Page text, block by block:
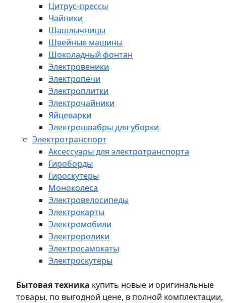
Цитрус-прессы
Чайники
Шашлычницы
Швейные машины
Шоколадный фонтан
Электровеники
Электропечи
Электроплитки
Электрочайники
Яйцеварки
Электрошвабры для уборки
Электротранспорт
Аксессуары для электротранспорта
Гироборды
Гироскутеры
Моноколеса
Электровелосипеды
Электрокарты
Электромобили
Электроролики
Электросамокаты
Электроскутеры
Бытовая техника купить новые и оригинальные
товары, по выгодной цене, в полной комплектации,